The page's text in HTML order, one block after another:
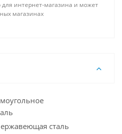
для интернет-магазина и может
магазинах
сталь